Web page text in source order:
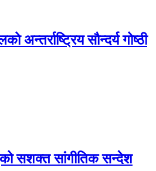
सौन्दर्य गोष्ठी
सशक्त सांगीतिक सन्देश